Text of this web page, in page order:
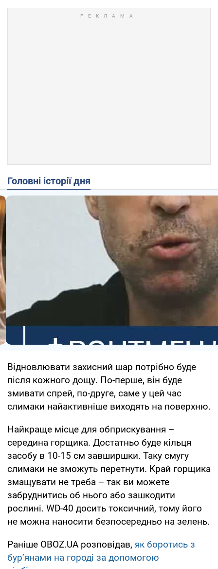
Головні історії дня
Відновлювати захисний шар потрібно буде
після кожного дощу. По-перше, він буде
змивати спрей, по-друге, саме у цей час
слимаки найактивніше виходять на поверхню.
Найкраще місце для обприскування –
середина горщика. Достатньо буде кільця
засобу в 10-15 см завширшки. Таку смугу
слимаки не зможуть перетнути. Край горщика
змащувати не треба – так ви можете
забруднитись об нього або зашкодити
рослині. WD-40 досить токсичний, тому його
не можна наносити безпосередньо на зелень.
Раніше OBOZ.UA розповідав, як боротись з
бур’янами на городі за допомогою